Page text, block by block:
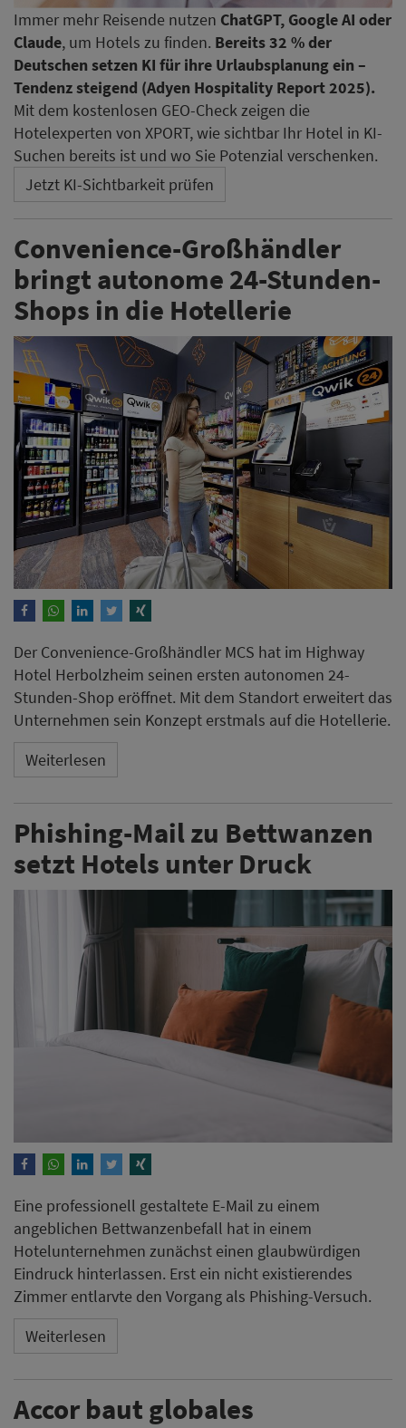
Immer mehr Reisende nutzen ChatGPT, Google AI oder
Claude, um Hotels zu finden. Bereits 32 % der
Deutschen setzen KI für ihre Urlaubsplanung ein –
Tendenz steigend (Adyen Hospitality Report 2025).
Mit dem kostenlosen GEO-Check zeigen die
Hotelexperten von XPORT, wie sichtbar Ihr Hotel in KI-
Suchen bereits ist und wo Sie Potenzial verschenken.
Jetzt KI-Sichtbarkeit prüfen
Convenience-Großhändler
bringt autonome 24-Stunden-
Shops in die Hotellerie
Der Convenience-Großhändler MCS hat im Highway
Hotel Herbolzheim seinen ersten autonomen 24-
Stunden-Shop eröffnet. Mit dem Standort erweitert das
Unternehmen sein Konzept erstmals auf die Hotellerie.
Weiterlesen
Phishing-Mail zu Bettwanzen
setzt Hotels unter Druck
Eine professionell gestaltete E-Mail zu einem
angeblichen Bettwanzenbefall hat in einem
Hotelunternehmen zunächst einen glaubwürdigen
Eindruck hinterlassen. Erst ein nicht existierendes
Zimmer entlarvte den Vorgang als Phishing-Versuch.
Weiterlesen
Accor baut globales